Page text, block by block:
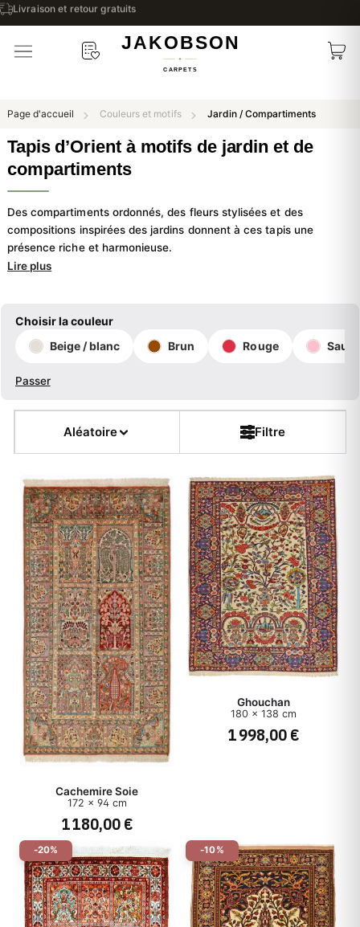
Livraison et retour gratuits
Page d'accueil Couleurs et motifs Jardin / Compartiments
Tapis d’Orient à motifs de jardin et de
compartiments
Des compartiments ordonnés, des fleurs stylisées et des
compositions inspirées des jardins donnent à ces tapis une
présence riche et harmonieuse.
Lire plus
Couleur
Forme
Fleur
Muster
Chaîne
Épaisseur
Style
Type
Prix
Choisir la couleur
Beige / blanc
Brun Rouge
Passer
Aléatoire Filtre
Cachemire Soie
172 x 94 cm
1 180,00 €
Ghouchan
180 x 138 cm
1 998,00 €
-20% -10%